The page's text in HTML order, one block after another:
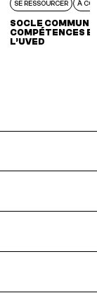
SE RESSOURCER À
SOCLE COMMUN
COMPÉTENCES
L’UVED